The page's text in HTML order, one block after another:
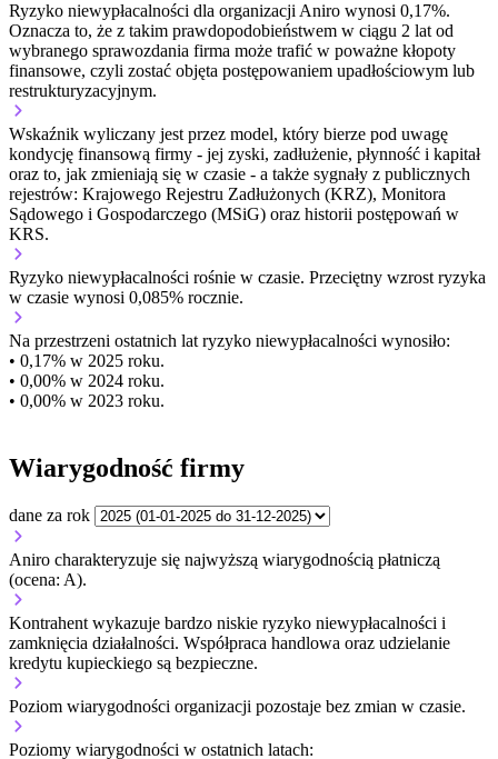
Ryzyko niewypłacalności dla organizacji Aniro wynosi 0,17%.
Oznacza to, że z takim prawdopodobieństwem w ciągu 2 lat od
wybranego sprawozdania firma może trafić w poważne kłopoty
finansowe, czyli zostać objęta postępowaniem upadłościowym lub
restrukturyzacyjnym.
Wskaźnik wyliczany jest przez model, który bierze pod uwagę
kondycję finansową firmy - jej zyski, zadłużenie, płynność i kapitał
oraz to, jak zmieniają się w czasie - a także sygnały z publicznych
rejestrów: Krajowego Rejestru Zadłużonych (KRZ), Monitora
Sądowego i Gospodarczego (MSiG) oraz historii postępowań w
KRS.
Ryzyko niewypłacalności rośnie w czasie. Przeciętny wzrost ryzyka
w czasie wynosi 0,085% rocznie.
Na przestrzeni ostatnich lat ryzyko niewypłacalności wynosiło:
• 0,17% w 2025 roku.
• 0,00% w 2024 roku.
• 0,00% w 2023 roku.
Wiarygodność firmy
dane za rok
Aniro charakteryzuje się najwyższą wiarygodnością płatniczą
(ocena: A).
Kontrahent wykazuje bardzo niskie ryzyko niewypłacalności i
zamknięcia działalności. Współpraca handlowa oraz udzielanie
kredytu kupieckiego są bezpieczne.
Poziom wiarygodności organizacji pozostaje bez zmian w czasie.
Poziomy wiarygodności w ostatnich latach: